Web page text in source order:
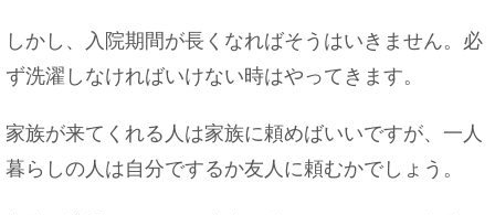
しかし、入院期間が長くなればそうはいきません。必
ず洗濯しなければいけない時はやってきます。
家族が来てくれる人は家族に頼めばいいですが、一人
暮らしの人は自分でするか友人に頼むかでしょう。